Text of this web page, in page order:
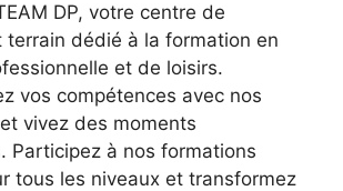
DP, votre centre de
terrain dédié à la formation en
et de loisirs.
vos compétences avec nos
vivez des moments
Participez à nos formations
tous les niveaux et transformez